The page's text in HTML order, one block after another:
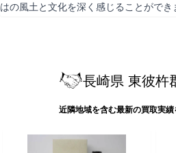
はの風土と文化を深く感じることができ
長崎県 東彼杵
近隣地域を含む最新の買取実績